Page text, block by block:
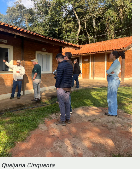
Queijaria Cinquenta